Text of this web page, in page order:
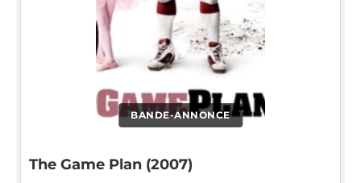
BANDE-ANNONCE
The Game Plan (2007)